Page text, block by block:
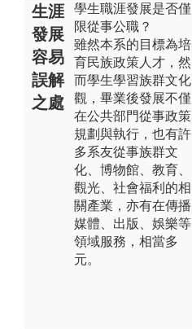
生涯
發展
容易
誤解
之處
學生職涯發展是否僅
限從事公職？
雖然本系的目標為培
育民族政策人才，然
而學生學習族群文化
觀，畢業後發展不僅
在公共部門從事政策
規劃與執行，也有許
多系友從事族群文
化、博物館、教育、
觀光、社會福利的相
關產業，亦有在傳播
媒體、出版、娛樂等
領域服務，相當多
元。